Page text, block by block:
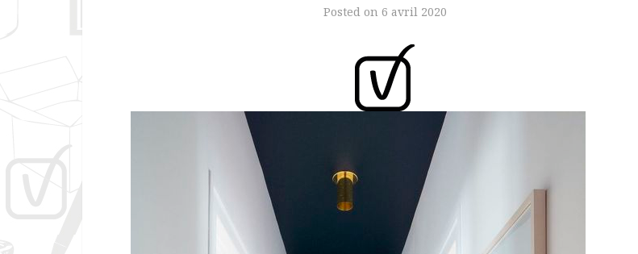
Posted on 6 avril 2020